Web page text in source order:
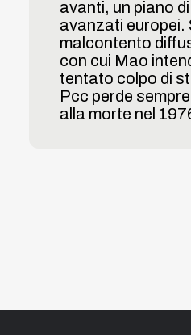
Linea del
About us
avanti, un piano
avanzati europei.
malcontento
con cui Mao
tentato colpo di
Pcc perde
alla morte nel